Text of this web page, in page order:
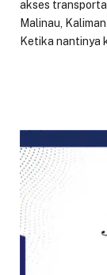
akses
Malinau,
Ketika nantinya